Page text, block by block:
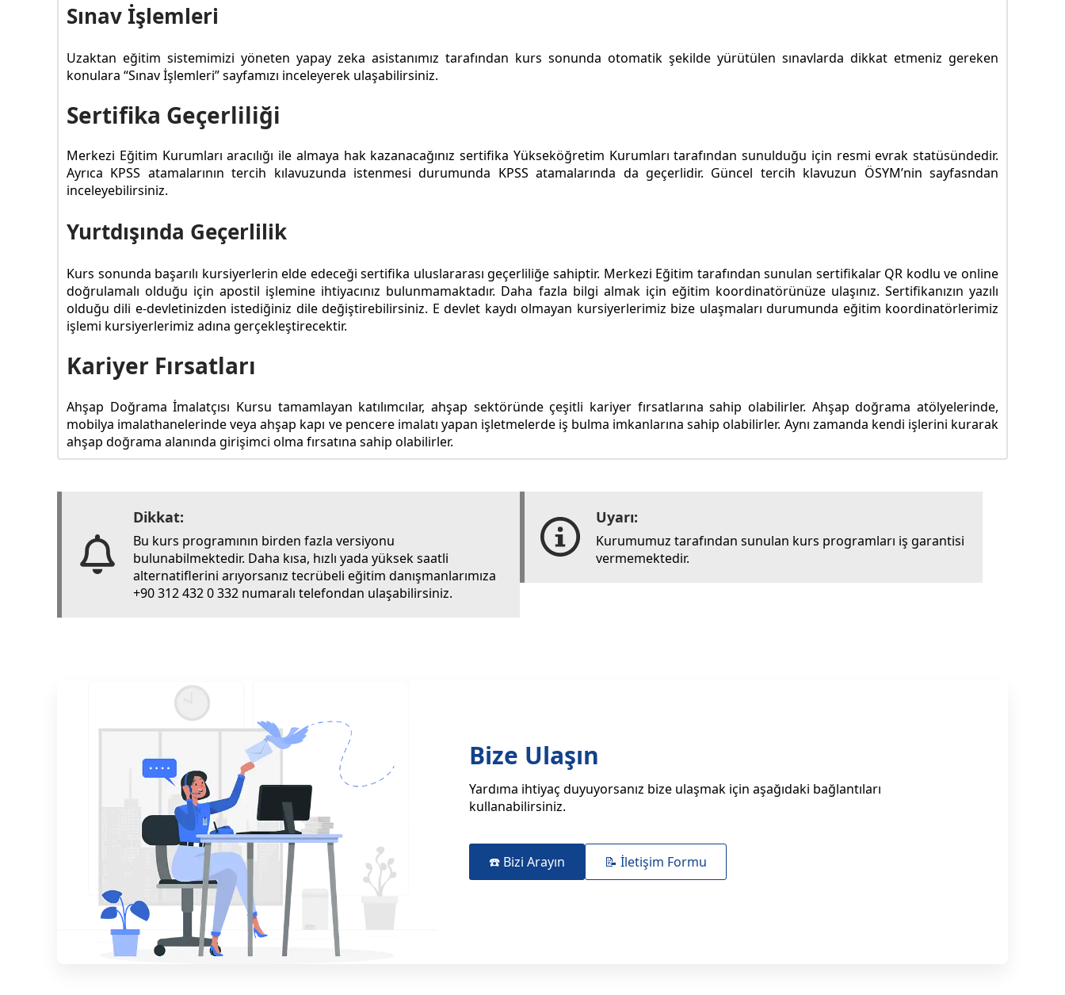
Sınav İşlemleri
Uzaktan eğitim sistemimizi yöneten yapay zeka asistanımız tarafından kurs sonunda otomatik şekilde yürütülen sınavlarda dikkat etmeniz gereken
konulara “Sınav İşlemleri” sayfamızı inceleyerek ulaşabilirsiniz.
Sertifika Geçerliliği
Merkezi Eğitim Kurumları aracılığı ile almaya hak kazanacağınız sertifika Yükseköğretim Kurumları tarafından sunulduğu için resmi evrak statüsündedir.
Ayrıca KPSS atamalarının tercih kılavuzunda istenmesi durumunda KPSS atamalarında da geçerlidir. Güncel tercih klavuzun ÖSYM’nin sayfasndan
inceleyebilirsiniz.
Yurtdışında Geçerlilik
Kurs sonunda başarılı kursiyerlerin elde edeceği sertifika uluslararası geçerliliğe sahiptir. Merkezi Eğitim tarafından sunulan sertifikalar QR kodlu ve online
doğrulamalı olduğu için apostil işlemine ihtiyacınız bulunmamaktadır. Daha fazla bilgi almak için eğitim koordinatörünüze ulaşınız. Sertifikanızın yazılı
olduğu dili e-devletinizden istediğiniz dile değiştirebilirsiniz. E devlet kaydı olmayan kursiyerlerimiz bize ulaşmaları durumunda eğitim koordinatörlerimiz
işlemi kursiyerlerimiz adına gerçekleştirecektir.
Kariyer Fırsatları
Ahşap Doğrama İmalatçısı Kursu tamamlayan katılımcılar, ahşap sektöründe çeşitli kariyer fırsatlarına sahip olabilirler. Ahşap doğrama atölyelerinde,
mobilya imalathanelerinde veya ahşap kapı ve pencere imalatı yapan işletmelerde iş bulma imkanlarına sahip olabilirler. Aynı zamanda kendi işlerini kurarak
ahşap doğrama alanında girişimci olma fırsatına sahip olabilirler.
Dikkat:
Bu kurs programının birden fazla versiyonu
bulunabilmektedir. Daha kısa, hızlı yada yüksek saatli
alternatiflerini arıyorsanız tecrübeli eğitim danışmanlarımıza
+90 312 432 0 332 numaralı telefondan ulaşabilirsiniz.
Uyarı:
Kurumumuz tarafından sunulan kurs programları iş garantisi
vermemektedir.
Bize Ulaşın
Yardıma ihtiyaç duyuyorsanız bize ulaşmak için aşağıdaki bağlantıları
kullanabilirsiniz.
☎️ Bizi Arayın 📝 İletişim Formu